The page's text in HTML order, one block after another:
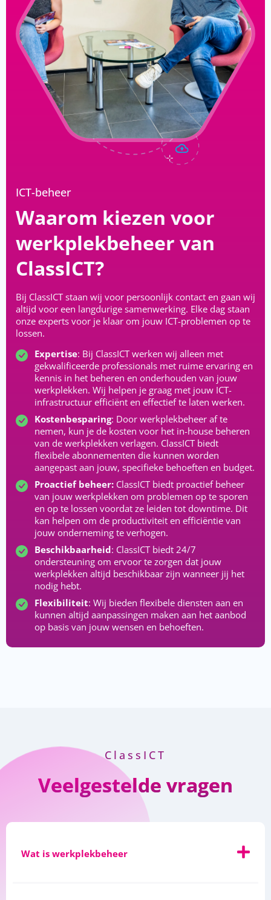
ICT-beheer
Waarom kiezen voor
werkplekbeheer van
ClassICT?
Bij ClassICT staan wij voor persoonlijk contact en gaan wij
altijd voor een langdurige samenwerking. Elke dag staan
onze experts voor je klaar om jouw ICT-problemen op te
lossen.
Expertise: Bij ClassICT werken wij alleen met
gekwalificeerde professionals met ruime ervaring en
kennis in het beheren en onderhouden van jouw
werkplekken. Wij helpen je graag met jouw ICT-
infrastructuur efficiënt en effectief te laten werken.
Kostenbesparing: Door werkplekbeheer af te
nemen, kun je de kosten voor het in-house beheren
van de werkplekken verlagen. ClassICT biedt
flexibele abonnementen die kunnen worden
aangepast aan jouw, specifieke behoeften en budget.
Proactief beheer: ClassICT biedt proactief beheer
van jouw werkplekken om problemen op te sporen
en op te lossen voordat ze leiden tot downtime. Dit
kan helpen om de productiviteit en efficiëntie van
jouw onderneming te verhogen.
Beschikbaarheid: ClassICT biedt 24/7
ondersteuning om ervoor te zorgen dat jouw
werkplekken altijd beschikbaar zijn wanneer jij het
nodig hebt.
Flexibiliteit: Wij bieden flexibele diensten aan en
kunnen altijd aanpassingen maken aan het aanbod
op basis van jouw wensen en behoeften.
ClassICT
Veelgestelde vragen
Wat is werkplekbeheer